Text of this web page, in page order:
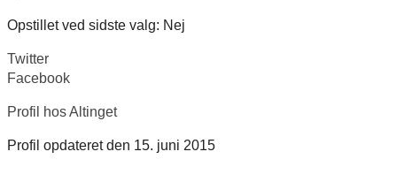
Opstillet ved sidste valg: Nej
Twitter
Facebook
Profil hos Altinget
Profil opdateret den 15. juni 2015